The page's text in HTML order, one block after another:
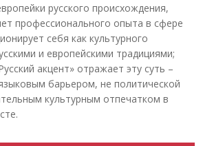
русского происхождения,
профессионального опыта в сфере
себя как культурного
и европейскими традициями;
акцент» отражает эту суть –
барьером, не политической
культурным отпечатком в